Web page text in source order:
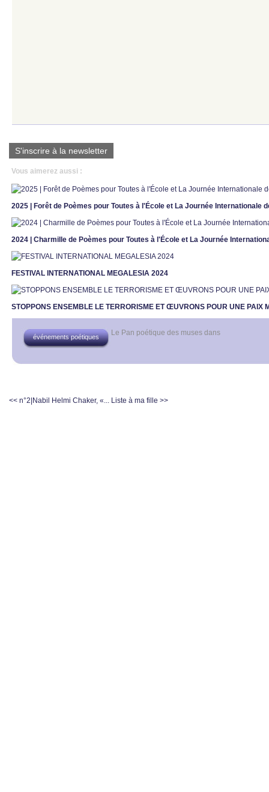
S'inscrire à la newsletter
Vous aimerez aussi :
2025 | Forêt de Poèmes pour Toutes à l'École et La Journée Internationale
2024 | Charmille de Poèmes pour Toutes à l'École et La Journée
FESTIVAL INTERNATIONAL MEGALESIA 2024
STOPPONS ENSEMBLE LE TERRORISME ET ŒUVRONS POUR UNE PAIX
Le Pan poétique des muses dans
événements poétiques
<< n°2|Nabil Helmi Chaker, «... Liste à ma fille >>